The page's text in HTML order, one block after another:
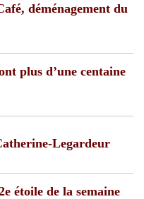
déménagement du
plus d’une centaine
Legardeur
étoile de la semaine